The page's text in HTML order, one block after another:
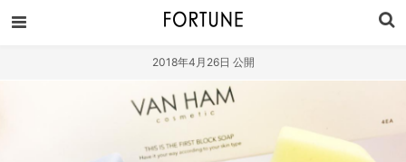
2018年4月26日 公開